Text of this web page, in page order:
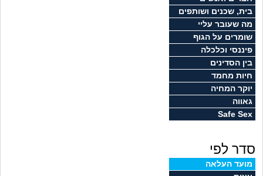
בית, שכנים ושותפים
מה שעובר עליי
שומרים על הגוף
פיננסי וכלכלה
בין הסדינים
חיות מחמד
יוקר המחיה
גאווה
Safe Sex
סדר לפי
מועד העלאה